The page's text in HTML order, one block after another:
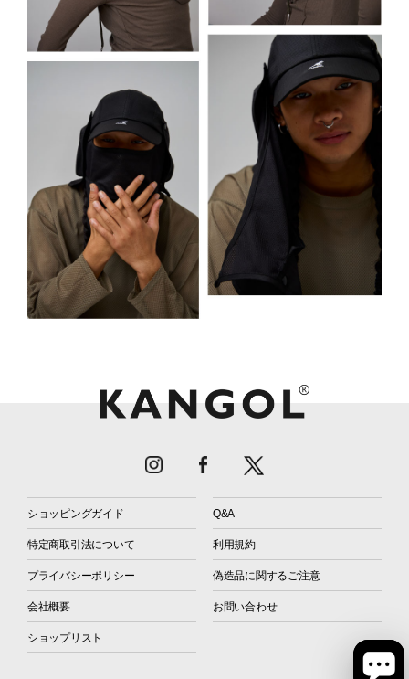
ショッピングガイド Q&A
特定商取引法について 利用規約
プライバシーポリシー 偽造品に関するご注意
会社概要 お問い合わせ
ショップリスト